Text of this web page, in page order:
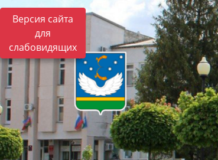
Версия сайта
для
слабовидящих